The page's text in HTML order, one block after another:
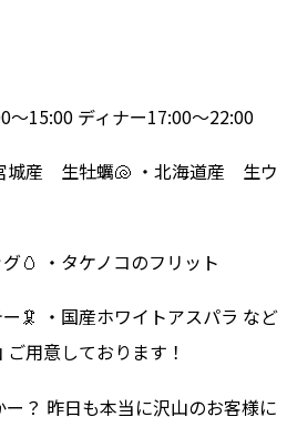
～15:00 ディナー17:00～22:00
城産 生牡蠣🐚 ・北海道産 生ウ
🥚 ・タケノコのフリット
🦑 ・国産ホワイトアスパラ など
用意しております！
ー？ 昨日も本当に沢山のお客様に